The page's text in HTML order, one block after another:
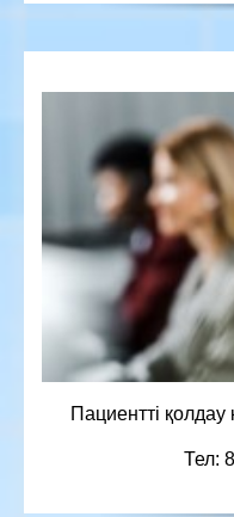
Пациентті қолдау
Тел: